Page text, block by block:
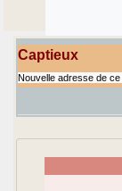
Captieux
Nouvelle adresse de